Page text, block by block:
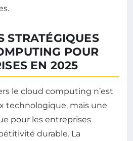
STRATÉGIQUES
POUR
EN 2025
le cloud computing n’est
technologique, mais une
pour les entreprises
durable. La